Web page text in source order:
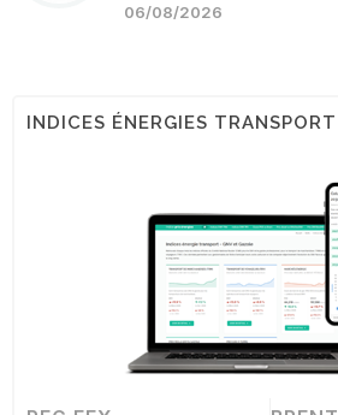
06/08/2026
INDICES ÉNERGIES TRANSPORT